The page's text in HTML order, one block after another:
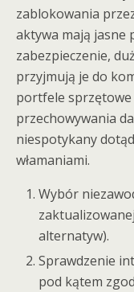
zablokowania
aktywa mają jasne
zabezpieczenie,
przyjmują je do
portfele
przechowywania
niespotykany
włamaniami.
Wybór
alternatyw).
Sprawdzenie
pod kątem